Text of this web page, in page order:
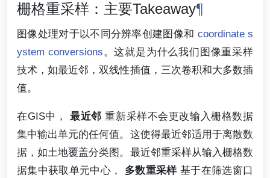
栅格重采样：主要Takeaway¶
图像处理对于以不同分辨率创建图像和 coordinate s
ystem conversions。这就是为什么我们图像重采样
技术，如最近邻，双线性插值，三次卷积和大多数插
值。
在GIS中， 最近邻 重新采样不会更改输入栅格数据
集中输出单元的任何值。这使得最近邻适用于离散数
据，如土地覆盖分类图。最近邻重采样从输入栅格数
据集中获取单元中心， 多数重采样基于在筛选窗口